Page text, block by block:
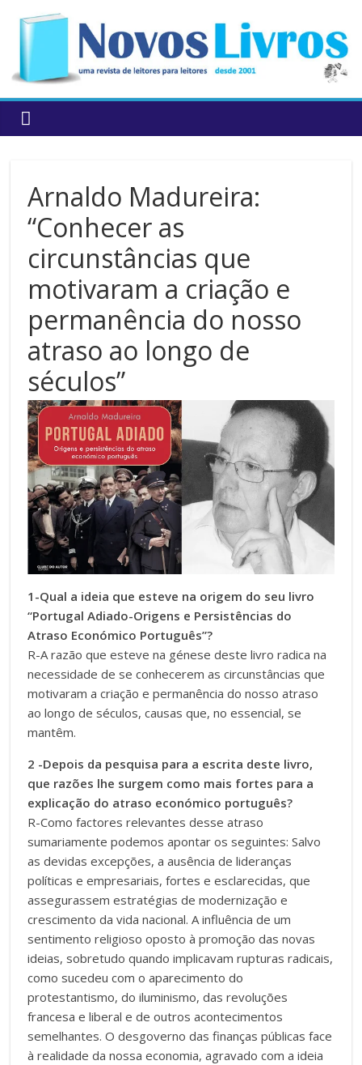
content
Arnaldo Madureira:
“Conhecer as
circunstâncias que
motivaram a criação e
permanência do nosso
atraso ao longo de
séculos”
1-Qual a ideia que esteve na origem do seu livro
“Portugal Adiado-Origens e Persistências do
Atraso Económico Português”?
R-A razão que esteve na génese deste livro radica na
necessidade de se conhecerem as circunstâncias que
motivaram a criação e permanência do nosso atraso
ao longo de séculos, causas que, no essencial, se
mantêm.
2 -Depois da pesquisa para a escrita deste livro,
que razões lhe surgem como mais fortes para a
explicação do atraso económico português?
R-Como factores relevantes desse atraso
sumariamente podemos apontar os seguintes: Salvo
as devidas excepções, a ausência de lideranças
políticas e empresariais, fortes e esclarecidas, que
assegurassem estratégias de modernização e
crescimento da vida nacional. A influência de um
sentimento religioso oposto à promoção das novas
ideias, sobretudo quando implicavam rupturas radicais,
como sucedeu com o aparecimento do
protestantismo, do iluminismo, das revoluções
francesa e liberal e de outros acontecimentos
semelhantes. O desgoverno das finanças públicas face
à realidade da nossa economia, agravado com a ideia